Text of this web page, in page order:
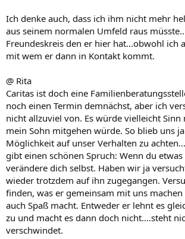
Ich denke auch, dass ich ihm nicht mehr
aus seinem normalen Umfeld raus
Freundeskreis den er hier hat...obwohl ich
mit wem er dann in Kontakt kommt.
@ Rita
Caritas ist doch eine
noch einen Termin demnächst, aber ich
nicht allzuviel von. Es würde vielleicht Sinn
mein Sohn mitgehen würde. So blieb uns
Möglichkeit auf unser Verhalten zu
gibt einen schönen Spruch: Wenn du
verändere dich selbst. Haben wir ja
wieder trotzdem auf ihn zugegangen.
finden, was er gemeinsam mit uns
auch Spaß macht. Entweder er lehnt es
zu und macht es dann doch nicht....steht
verschwindet.